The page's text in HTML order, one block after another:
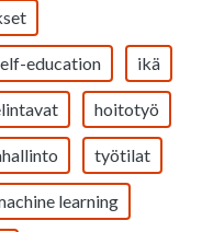
education ikä
hoitotyö
työtilat
learning